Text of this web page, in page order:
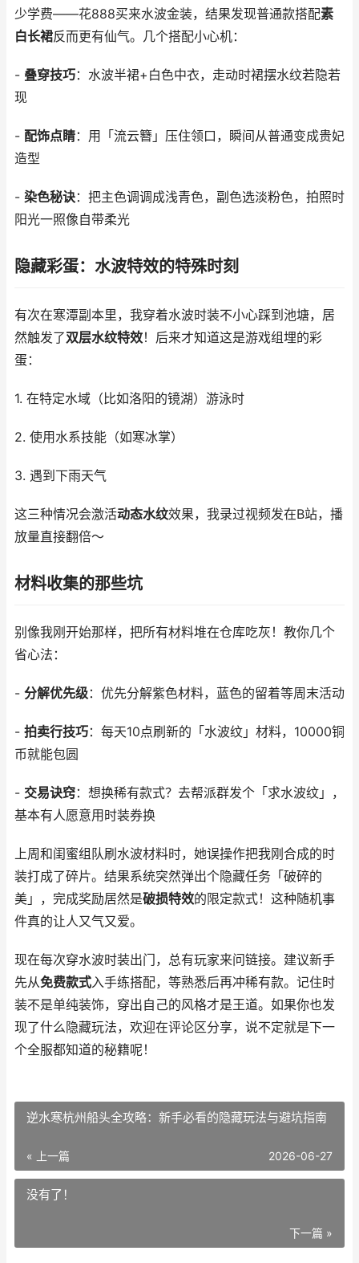
少学费——花888买来水波金装，结果发现普通款搭配素
白长裙反而更有仙气。几个搭配小心机：
- 叠穿技巧：水波半裙+白色中衣，走动时裙摆水纹若隐若
现
- 配饰点睛：用「流云簪」压住领口，瞬间从普通变成贵妃
造型
- 染色秘诀：把主色调调成浅青色，副色选淡粉色，拍照时
阳光一照像自带柔光
隐藏彩蛋：水波特效的特殊时刻
有次在寒潭副本里，我穿着水波时装不小心踩到池塘，居
然触发了双层水纹特效！后来才知道这是游戏组埋的彩
蛋：
1. 在特定水域（比如洛阳的镜湖）游泳时
2. 使用水系技能（如寒冰掌）
3. 遇到下雨天气
这三种情况会激活动态水纹效果，我录过视频发在B站，播
放量直接翻倍～
材料收集的那些坑
别像我刚开始那样，把所有材料堆在仓库吃灰！教你几个
省心法：
- 分解优先级：优先分解紫色材料，蓝色的留着等周末活动
- 拍卖行技巧：每天10点刷新的「水波纹」材料，10000铜
币就能包圆
- 交易诀窍：想换稀有款式？去帮派群发个「求水波纹」，
基本有人愿意用时装券换
上周和闺蜜组队刷水波材料时，她误操作把我刚合成的时
装打成了碎片。结果系统突然弹出个隐藏任务「破碎的
美」，完成奖励居然是破损特效的限定款式！这种随机事
件真的让人又气又爱。
现在每次穿水波时装出门，总有玩家来问链接。建议新手
先从免费款式入手练搭配，等熟悉后再冲稀有款。记住时
装不是单纯装饰，穿出自己的风格才是王道。如果你也发
现了什么隐藏玩法，欢迎在评论区分享，说不定就是下一
个全服都知道的秘籍呢！
逆水寒杭州船头全攻略：新手必看的隐藏玩法与避坑指南
« 上一篇 2026-06-27
没有了！
下一篇 »